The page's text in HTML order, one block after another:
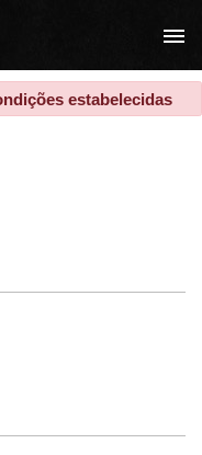
estabelecidas